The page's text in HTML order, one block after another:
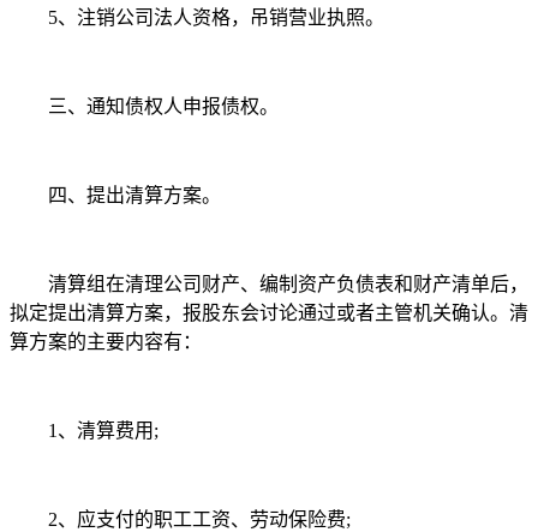
5、注销公司法人资格，吊销营业执照。
三、通知债权人申报债权。
四、提出清算方案。
清算组在清理公司财产、编制资产负债表和财产清单后，
拟定提出清算方案，报股东会讨论通过或者主管机关确认。清
算方案的主要内容有：
1、清算费用;
2、应支付的职工工资、劳动保险费;